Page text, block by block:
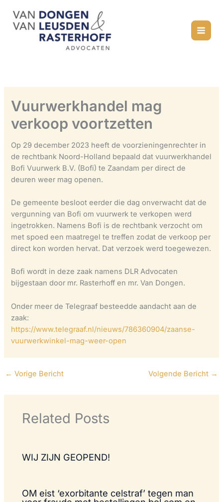
naar
Vuurwerkhandel mag
verkoop voortzetten
Op 29 december 2023 heeft de voorzieningenrechter in
de rechtbank Noord-Holland bepaald dat vuurwerkhandel
Bofi Vuurwerk B.V. (Bofi) te Zaandam per direct de
deuren weer mag openen.
De gemeente besloot eerder die dag onverwacht dat de
vergunning van Bofi om vuurwerk te verkopen werd
ingetrokken. Namens Bofi is de rechtbank verzocht om
met spoed een maatregel te treffen zodat de verkoop per
direct kon worden hervat. Dat verzoek werd toegewezen.
Bofi wordt in deze zaak namens DLR Advocaten
bijgestaan door mr. Rasterhoff en mr. Van Dongen.
Onder meer de Telegraaf besteedde aandacht aan de
zaak:
https://www.telegraaf.nl/nieuws/786360904/zaanse-
vuurwerkwinkel-mag-weer-open
← Vorige Bericht Volgende Bericht →
Related Posts
WIJ ZIJN GEOPEND!
OM eist ‘exorbitante celstraf’ tegen man